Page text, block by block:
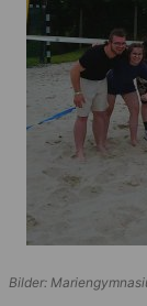
Bilder: